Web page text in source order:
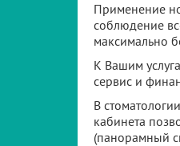
Применение
соблюдение
максимально
К Вашим
сервис и
В
кабинета
(панорамный